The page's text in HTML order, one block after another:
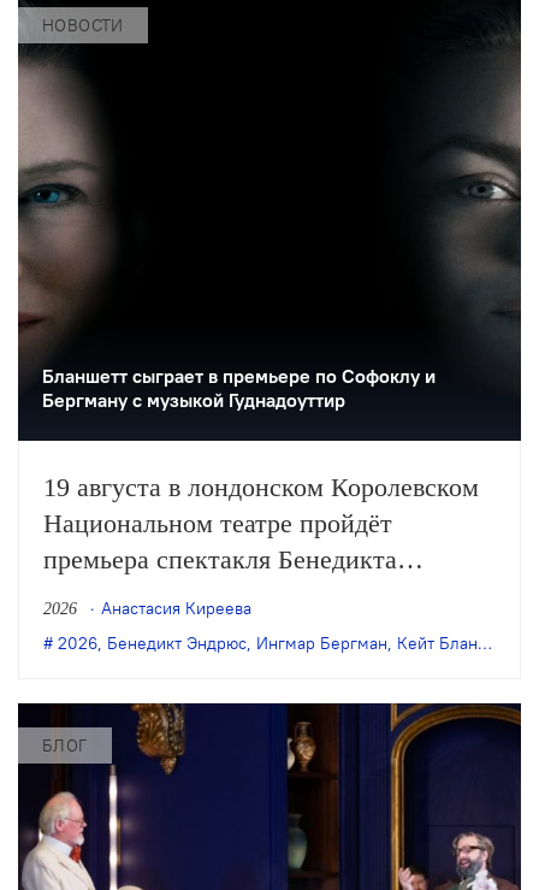
НОВОСТИ
Бланшетт сыграет в премьере по Софоклу и
Бергману с музыкой Гуднадоуттир
19 августа в лондонском Королевском
Национальном театре пройдёт
премьера спектакля Бенедикта
Эндрюса «Электра / Персона» с Кейт
Бланшетт в главной роли. В основе
сценарий фильма Ингмара Бергмана
«Персона» (1966).
2026
Анастасия Киреева
2026, Бенедикт Эндрюс, Ингмар Бергман, Кейт Бланшетт
БЛОГ